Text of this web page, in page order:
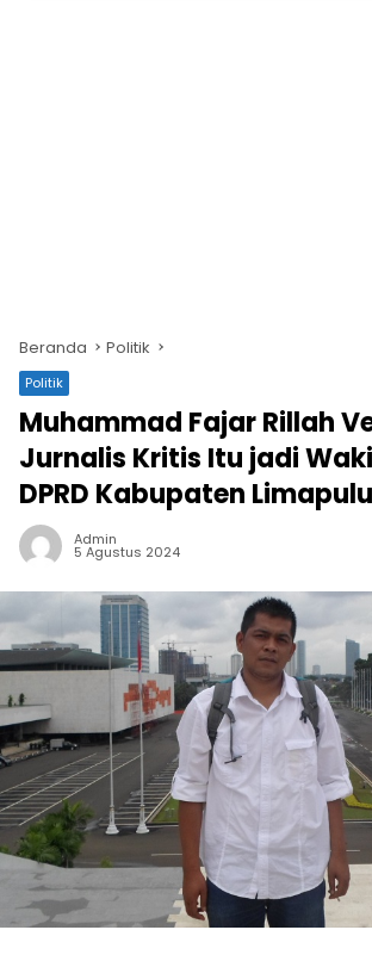
Beranda Politik
Politik
Muhammad Fajar Rillah
Jurnalis Kritis Itu jadi
DPRD Kabupaten
Admin
5 Agustus 2024